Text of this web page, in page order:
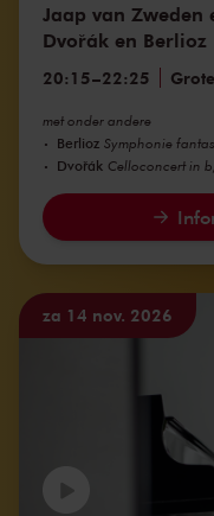
Jaap van Zweden
Dvořák en Berlioz
20:15–22:25
met onder andere
Berlioz Symphonie
Dvořák Celloconcert in
za 14 nov. 2026